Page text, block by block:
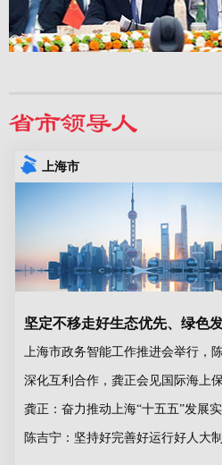
上海市